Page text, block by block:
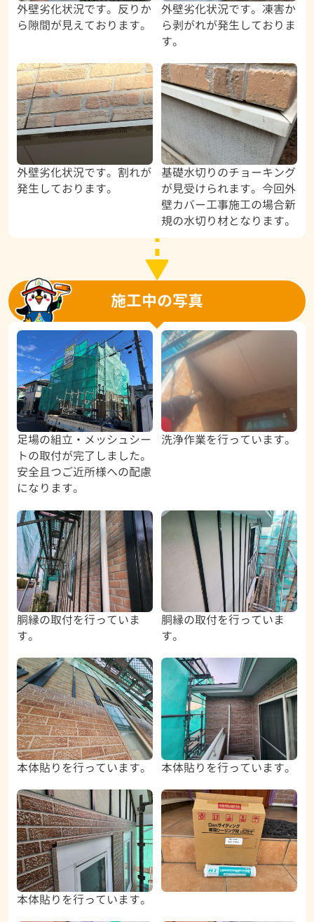
外壁劣化状況です。反りか
ら隙間が見えております。
外壁劣化状況です。凍害か
ら剥がれが発生しておりま
す。
外壁劣化状況です。割れが
発生しております。
基礎水切りのチョーキング
が見受けられます。今回外
壁カバー工事施工の場合新
規の水切り材となります。
施工中の写真
足場の組立・メッシュシー
トの取付が完了しました。
安全且つご近所様への配慮
になります。
洗浄作業を行っています。
胴縁の取付を行っていま
す。
胴縁の取付を行っていま
す。
本体貼りを行っています。 本体貼りを行っています。
本体貼りを行っています。